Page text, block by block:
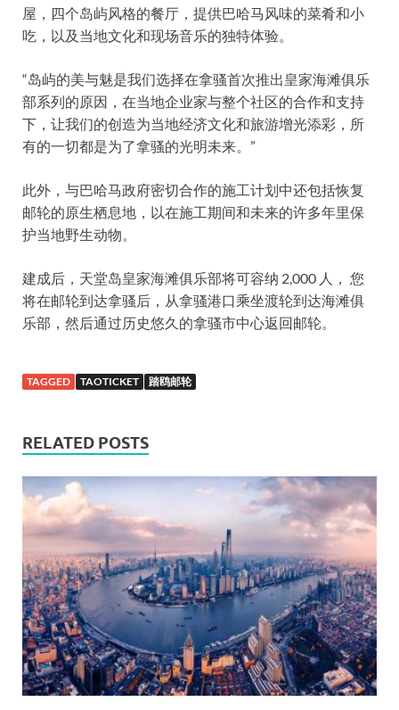
屋，四个岛屿风格的餐厅，提供巴哈马风味的菜肴和小
吃，以及当地文化和现场音乐的独特体验。
“岛屿的美与魅是我们选择在拿骚首次推出皇家海滩俱乐
部系列的原因，在当地企业家与整个社区的合作和支持
下，让我们的创造为当地经济文化和旅游增光添彩，所
有的一切都是为了拿骚的光明未来。”
此外，与巴哈马政府密切合作的施工计划中还包括恢复
邮轮的原生栖息地，以在施工期间和未来的许多年里保
护当地野生动物。
建成后，天堂岛皇家海滩俱乐部将可容纳 2,000 人， 您
将在邮轮到达拿骚后，从拿骚港口乘坐渡轮到达海滩俱
乐部，然后通过历史悠久的拿骚市中心返回邮轮。
TAGGED TAOTICKET 踏鸥邮轮
RELATED POSTS